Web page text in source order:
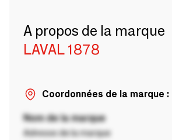
A propos de la marque
LAVAL 1878
Coordonnées de la marque :
Nom de la marque
Adresse de la marque